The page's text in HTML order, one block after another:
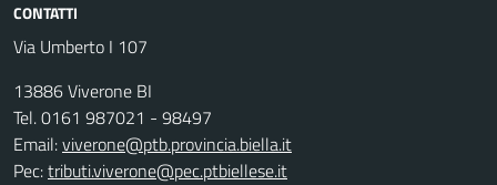
CONTATTI
Via Umberto I 107
13886 Viverone BI
Tel. 0161 987021 - 98497
Email:viverone@ptb.provincia.biella.it
Pec:tributi.viverone@pec.ptbiellese.it